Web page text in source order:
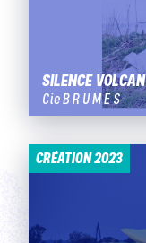
SILENCE VOLCAN
Cie B R U M E S
CRÉATION 2023